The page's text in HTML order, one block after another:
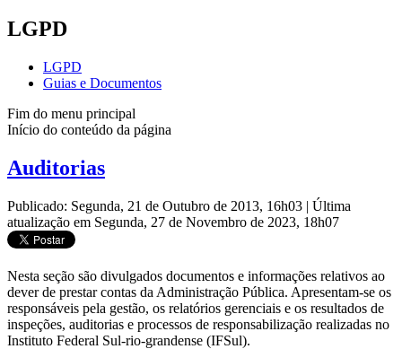
LGPD
LGPD
Guias e Documentos
Fim do menu principal
Início do conteúdo da página
Auditorias
Publicado: Segunda, 21 de Outubro de 2013, 16h03 | Última
atualização em Segunda, 27 de Novembro de 2023, 18h07
Nesta seção são divulgados documentos e informações relativos ao
dever de prestar contas da Administração Pública. Apresentam-se os
responsáveis pela gestão, os relatórios gerenciais e os resultados de
inspeções, auditorias e processos de responsabilização realizadas no
Instituto Federal Sul-rio-grandense (IFSul).